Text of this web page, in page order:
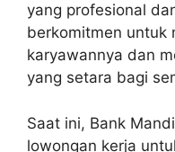
yang profesional
berkomitmen untuk
karyawannya dan
yang setara bagi
Saat ini, Bank
lowongan kerja